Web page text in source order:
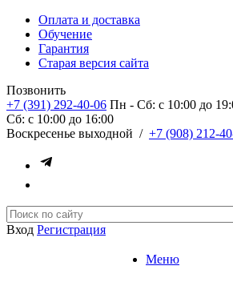
Оплата и доставка
Обучение
Гарантия
Старая версия сайта
Позвонить
+7 (391) 292-40-06 Пн - Сб: c 10:00 до
Сб: c 10:00 до 16:00
​Воскресенье выходной / +7 (908) 212-
Вход Регистрация
Меню